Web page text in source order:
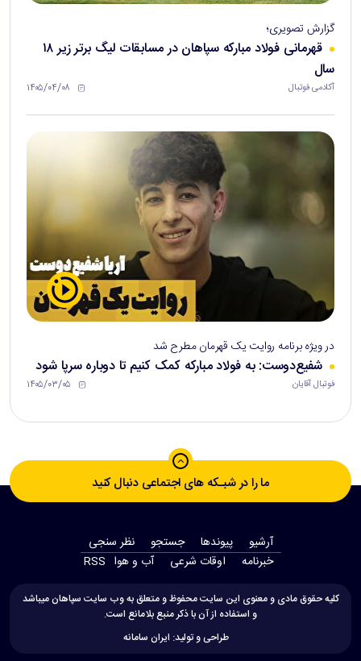
گزارش تصویری؛
قهرمانی فولاد مبارکه سپاهان در مسابقات لیگ برتر زیر ۱۸
سال
آکادمی فوتبال ۱۴۰۵/۰۴/۰۸
در ویژه برنامه روایت یک قهرمان مطرح شد
شفیع‌دوست: به فولاد مبارکه کمک کنیم تا دوباره سرپا شود
فوتبال آقایان ۱۴۰۵/۰۳/۰۵
ما را در شبـکه های اجتماعی دنبال کنید
آرشیو پیوندها جستجو
نظر سنجی
‫خبرنامه‬
اوقات شرعی آب و هوا RSS
کلیه حقوق مادی و معنوی این سایت محفوظ و متعلق به وب سایت سپاهان میباشد
و استفاده از آن با ذکر منبع بلامانع است.
طراحی و تولید: ایران سامانه